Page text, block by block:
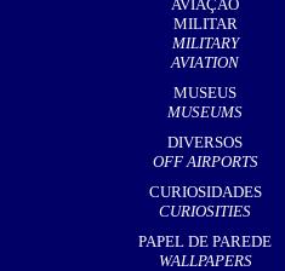
AVIAÇÃO
MILITAR
MILITARY
AVIATION
MUSEUS
MUSEUMS
DIVERSOS
OFF AIRPORTS
CURIOSIDADES
CURIOSITIES
PAPEL DE PAREDE
WALLPAPERS